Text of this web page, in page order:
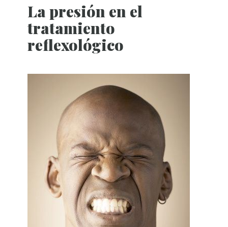
La presión en el
tratamiento
reflexológico